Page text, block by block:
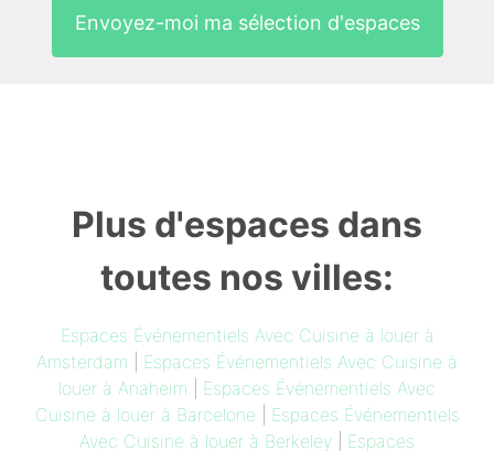
Envoyez-moi ma sélection d'espaces
Plus d'espaces dans
toutes nos villes:
Espaces Événementiels Avec Cuisine à louer à
Amsterdam
Espaces Événementiels Avec Cuisine à
louer à Anaheim
Espaces Événementiels Avec
Cuisine à louer à Barcelone
Espaces Événementiels
Avec Cuisine à louer à Berkeley
Espaces